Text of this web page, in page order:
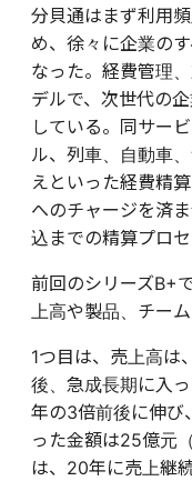
分貝通はまず利用
め、徐々に企業の
なった。経費管理
デルで、次世代の
している。同サー
ル、列車、自動車
えといった経費精
へのチャージを済
込までの精算プロセ
前回のシリーズB+
上高や製品、チー
1つ目は、売上高は
後、急成長期に入
年の3倍前後に伸び
った金額は25億元
は、20年に売上継